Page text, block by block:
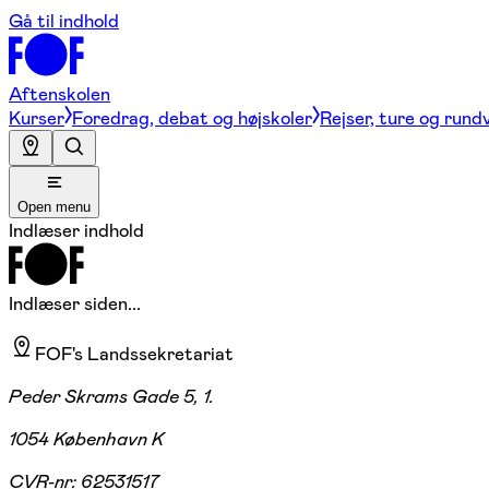
Gå til indhold
Aftenskolen
Kurser Foredrag, debat og højskoler Rejser, ture og
Open menu
Indlæser indhold
Indlæser siden...
FOF's Landssekretariat
Peder Skrams Gade 5, 1.
1054 København K
CVR-nr: 62531517